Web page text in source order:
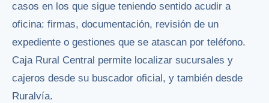
casos en los que sigue teniendo sentido acudir a
oficina: firmas, documentación, revisión de un
expediente o gestiones que se atascan por teléfono.
Caja Rural Central permite localizar sucursales y
cajeros desde su buscador oficial, y también desde
Ruralvía.